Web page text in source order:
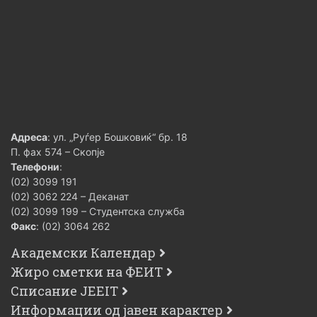
Адреса: ул. „Руѓер Бошковиќ“ бр. 18
П. фах 574 – Скопје
Телефони:
(02) 3099 191
(02) 3062 224 – Деканат
(02) 3099 199 – Студентска служба
Факс: (02) 3064 262
Академски Календар
Жиро сметки на ФЕИТ
Списание JEEIT
Информации од јавен карактер